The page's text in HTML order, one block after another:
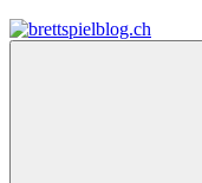
Zum
Inhalt